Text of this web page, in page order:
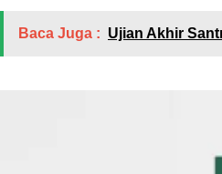
Baca Juga : Ujian Akhir